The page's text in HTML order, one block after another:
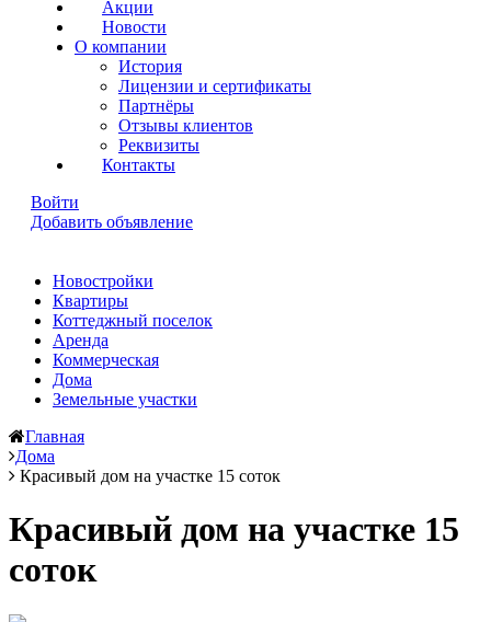
Акции
Новости
О компании
История
Лицензии и сертификаты
Партнёры
Отзывы клиентов
Реквизиты
Контакты
Войти
Добавить объявление
Новостройки
Квартиры
Коттеджный поселок
Аренда
Коммерческая
Дома
Земельные участки
Главная
Дома
Красивый дом на участке 15 соток
Красивый дом на участке 15
соток